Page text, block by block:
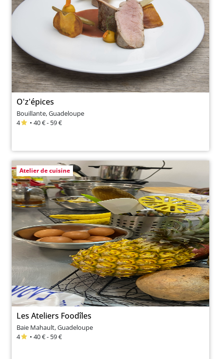
O'z'épices
Bouillante, Guadeloupe
4
• 40 € - 59 €
Atelier de cuisine
Les Ateliers Foodîles
Baie Mahault, Guadeloupe
4
• 40 € - 59 €